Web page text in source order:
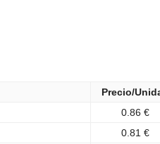
Precio/
0.86 €
0.81 €